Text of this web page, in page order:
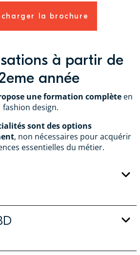
la brochure
à partir de
année
une formation complète en
fashion design.
sont des options
, non nécessaires pour acquérir
essentielles du métier.